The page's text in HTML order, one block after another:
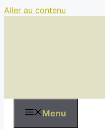
Aller au contenu
Menu